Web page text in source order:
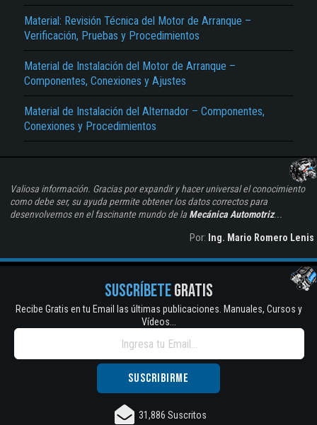
Material: Revisión Técnica del Motor de Arranque –
Verificación, Pruebas y Procedimientos
Material de Instalación del Motor de Arranque –
Componentes, Conexiones y Ajustes
Material de Instalación del Alternador – Componentes,
Conexiones y Procedimientos
Valiosa información. Gracias por expandir y hacer universal el conocimiento
como debe ser, su ayuda permite obtener los datos correctos para
desenvolvernos en el fascinante mundo de la Mecánica Automotriz...
Por: Ing. Mario Romero Lenis
SUSCRÍBETEGRATIS
Recibe Gratis en tu Email las últimas publicaciones. Manuales, Cursos y
Vídeos...
31,886 Suscritos